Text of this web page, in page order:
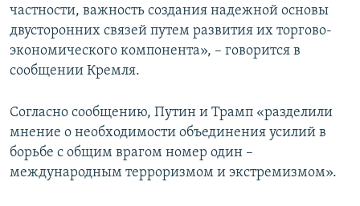
частности, важность создания надежной основы
двусторонних связей путем развития их торгово-
экономического компонента», – говорится в
сообщении Кремля.
Согласно сообщению, Путин и Трамп «разделили
мнение о необходимости объединения усилий в
борьбе с общим врагом номер один –
международным терроризмом и экстремизмом».